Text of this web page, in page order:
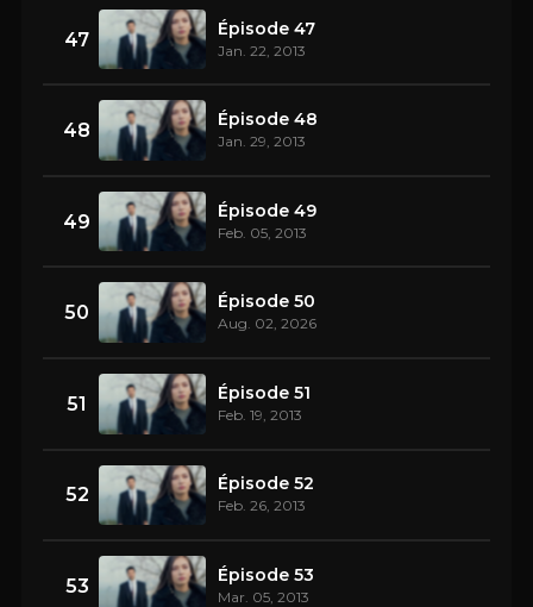
47 Épisode 47
Jan. 22, 2013
48 Épisode 48
Jan. 29, 2013
49 Épisode 49
Feb. 05, 2013
50 Épisode 50
Aug. 02, 2026
51 Épisode 51
Feb. 19, 2013
52 Épisode 52
Feb. 26, 2013
53 Épisode 53
Mar. 05, 2013